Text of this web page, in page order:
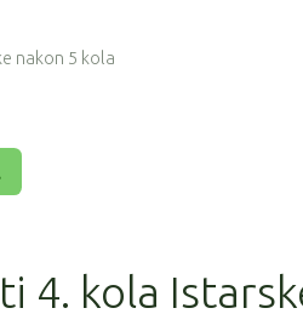
nakon 5 kola
4. kola